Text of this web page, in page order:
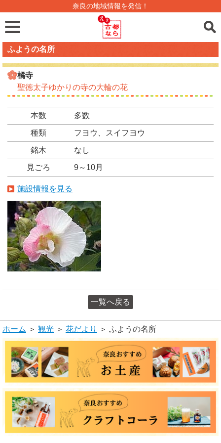
奈良の地域情報を発信！
ふようの名所
橘寺
聖徳太子ゆかりの寺の大輪の花
本数 多数
種類 フヨウ、スイフヨウ
銘木 なし
見ごろ 9～10月
施設情報を見る
一覧へ戻る
ホーム ＞ 観光 ＞ 花だより ＞ ふようの名所